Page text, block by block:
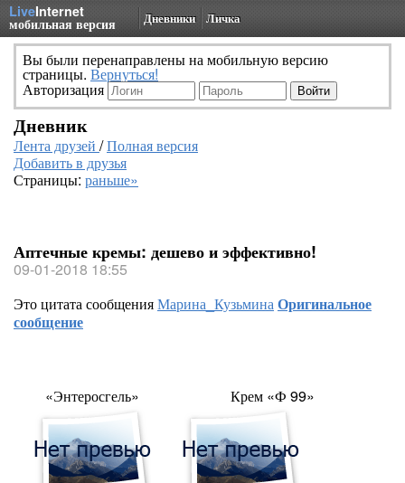
LiveInternet
мобильная версия Дневники Личка
Вы были перенаправлены на мобильную версию
страницы. Вернуться!
Авторизация
Дневник
Лента друзей /Полная версия
Добавить в друзья
Страницы: раньше»
Аптечные кремы: дешево и эффективно!
09-01-2018 18:55
Это цитата сообщенияМарина_КузьминаОригинальное
сообщение
«Энтеросгель» Крем «Ф 99»